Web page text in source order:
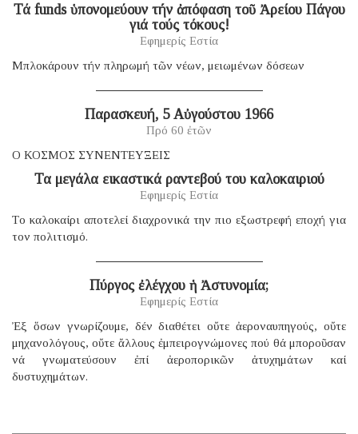
Τά funds ὑπονομεύουν τήν ἀπόφαση τοῦ Ἀρείου Πάγου
γιά τούς τόκους!
Εφημερίς Εστία
Μπλοκάρουν τήν πληρωμή τῶν νέων, μειωμένων δόσεων
Παρασκευή, 5 Αὐγούστου 1966
Πρό 60 ἐτῶν
Ο ΚΟΣΜΟΣ ΣΥΝΕΝΤΕΥΞΕΙΣ
Τα μεγάλα εικαστικά ραντεβού του καλοκαιριού
Εφημερίς Εστία
Tο καλοκαίρι αποτελεί διαχρονικά την πιο εξωστρεφή εποχή για
τον πολιτισμό.
Πύργος ἐλέγχου ἡ Ἀστυνομία;
Εφημερίς Εστία
Ἐξ ὅσων γνωρίζουμε, δέν διαθέτει οὔτε ἀεροναυπηγούς, οὔτε
μηχανολόγους, οὔτε ἄλλους ἐμπειρογνώμονες πού θά μποροῦσαν
νά γνωματεύσουν ἐπί ἀεροπορικῶν ἀτυχημάτων καί
δυστυχημάτων.